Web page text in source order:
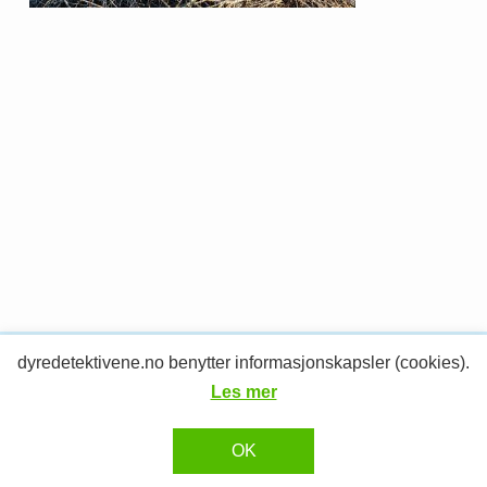
© 2026 Dyredetektivene.
Design og utvikling av
RESPONSIV MEDIA
dyredetektivene.no benytter informasjonskapsler (cookies).
Les mer
OK